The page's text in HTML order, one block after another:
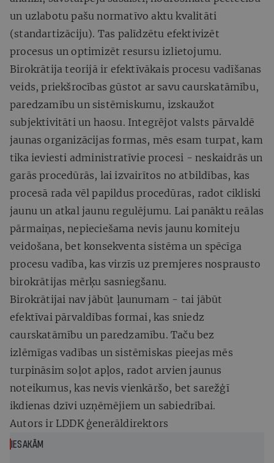
un uzlabotu pašu normatīvo aktu kvalitāti
(standartizāciju). Tas palīdzētu efektivizēt
procesus un optimizēt resursu izlietojumu.
Birokrātija teorijā ir efektīvākais procesu vadīšanas
veids, priekšrocības gūstot ar savu caurskatāmību,
paredzamību un sistēmiskumu, izskaužot
subjektivitāti un haosu. Integrējot valsts pārvaldē
jaunas organizācijas formas, mēs esam turpat, kam
tika ieviesti administratīvie procesi - neskaidrās un
garās procedūrās, lai izvairītos no atbildības, kas
procesā rada vēl papildus procedūras, radot cikliski
jaunu un atkal jaunu regulējumu. Lai panāktu reālas
pārmaiņas, nepieciešama nevis jaunu komiteju
veidošana, bet konsekventa sistēma un spēcīga
procesu vadība, kas virzīs uz premjeres nosprausto
birokrātijas mērķu sasniegšanu.
Birokrātijai nav jābūt ļaunumam - tai jābūt
efektīvai pārvaldības formai, kas sniedz
caurskatāmību un paredzamību. Taču bez
izlēmīgas vadības un sistēmiskas pieejas mēs
turpināsim soļot apļos, radot arvien jaunus
noteikumus, kas nevis vienkāršo, bet sarežģī
ikdienas dzīvi uzņēmējiem un sabiedrībai.
Autors ir LDDK ģenerāldirektors
IESAKĀM